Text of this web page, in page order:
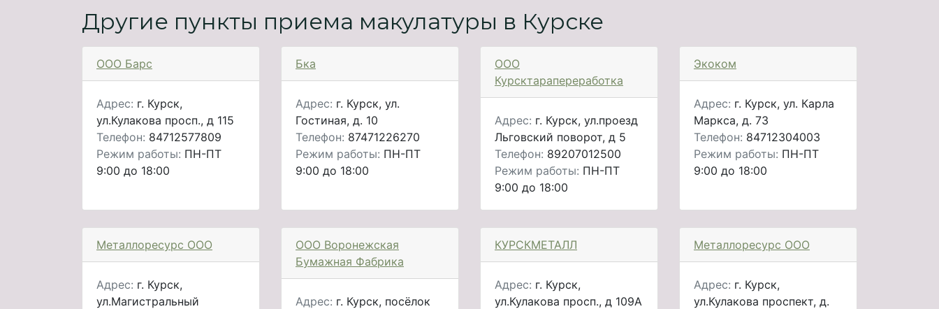
Другие пункты приема макулатуры в Курске
ООО Барс
Адрес: г. Курск,
ул.Кулакова просп., д 115
Телефон: 84712577809
Режим работы: ПН-ПТ
9:00 до 18:00
Бка
Адрес: г. Курск, ул.
Гостиная, д. 10
Телефон: 87471226270
Режим работы: ПН-ПТ
9:00 до 18:00
ООО
Курсктарапереработка
Адрес: г. Курск, ул.проезд
Льговский поворот, д 5
Телефон: 89207012500
Режим работы: ПН-ПТ
9:00 до 18:00
Экоком
Адрес: г. Курск, ул. Карла
Маркса, д. 73
Телефон: 84712304003
Режим работы: ПН-ПТ
9:00 до 18:00
Металлоресурс ООО
Адрес: г. Курск,
ул.Магистральный
ООО Воронежская
Бумажная Фабрика
Адрес: г. Курск, посёлок
КУРСКМЕТАЛЛ
Адрес: г. Курск,
ул.Кулакова просп., д 109А
Металлоресурс ООО
Адрес: г. Курск,
ул.Кулакова проспект, д.